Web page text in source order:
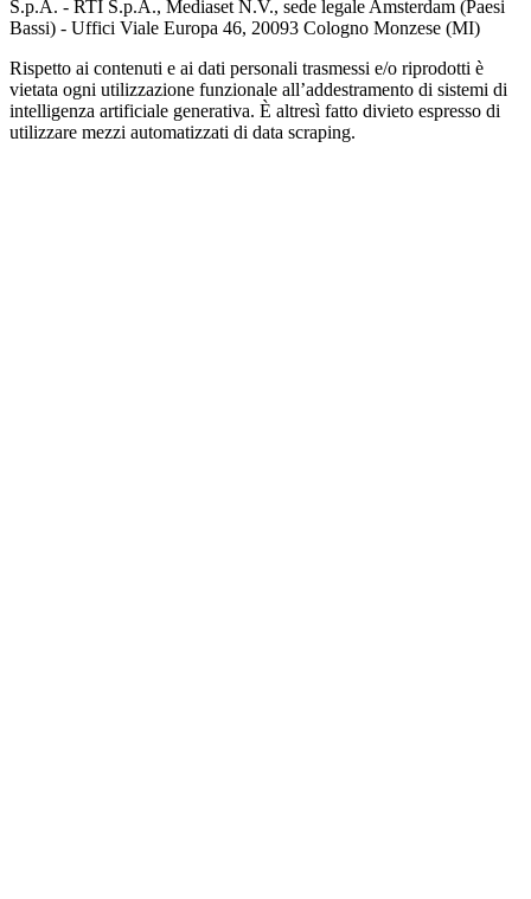
S.p.A. - RTI S.p.A., Mediaset N.V., sede legale Amsterdam (Paesi
Bassi) - Uffici Viale Europa 46, 20093 Cologno Monzese (MI)
Rispetto ai contenuti e ai dati personali trasmessi e/o riprodotti è
vietata ogni utilizzazione funzionale all’addestramento di sistemi di
intelligenza artificiale generativa. È altresì fatto divieto espresso di
utilizzare mezzi automatizzati di data scraping.